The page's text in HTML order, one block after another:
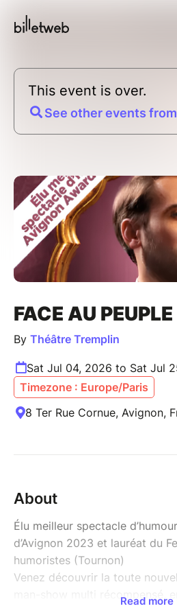
This event is over.
See other events
FACE AU PEUPLE
By Théâtre Tremplin
Sat Jul 04, 2026 to Sat Jul
Timezone : Europe/Paris
8 Ter Rue Cornue, Avignon,
About
Élu meilleur spectacle
d’Avignon 2023 et lauréat du
humoristes (Tournon)
Venez découvrir la toute
man-show multi récompensé,
Read more